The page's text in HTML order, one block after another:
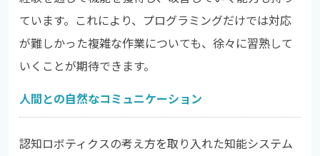
ています。これにより、プログラミングだけでは対応
が難しかった複雑な作業についても、徐々に習熟して
いくことが期待できます。
人間との自然なコミュニケーション
認知ロボティクスの考え方を取り入れた知能システム